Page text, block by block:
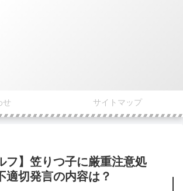
せ サイトマップ
フ】笠りつ子に厳重注意処
適切発言の内容は？